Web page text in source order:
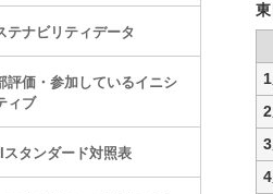
2
3
4
テナビリティデータ
評価・参加しているイニシ
ィブ
スタンダード対照表